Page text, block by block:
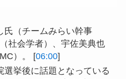
氏（チームみらい幹事
社会学者）、宇佐美典也
）。 [06:00]
選挙後に話題となっている